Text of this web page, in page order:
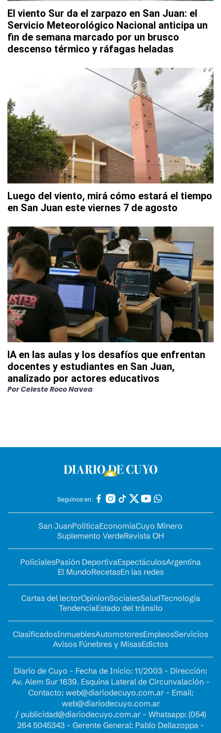
El viento Sur da el zarpazo en San Juan: el
Servicio Meteorológico Nacional anticipa un
fin de semana marcado por un brusco
descenso térmico y ráfagas heladas
Luego del viento, mirá cómo estará el tiempo
en San Juan este viernes 7 de agosto
IA en las aulas y los desafíos que enfrentan
docentes y estudiantes en San Juan,
analizado por actores educativos
PorCeleste Roco Navea
Seguinos en:
San JuanPolíticaEconomíaCuyo Minero
Suplemento VerdeRevista OH
PolicialesPasión DeportivaEspectáculosArgentina
El MundoRecetasEn las redes
Cartas del lectorOpinionSocialesSaludTecnología
TendenciaEstado del tránsito
ClasificadosInmueblesAutomotoresEmpleosServicios
Avisos Fúnebres y MisasEdictos
Diario de Cuyo - Fecha de Inicio: 11/2003 - Dirección:
Av. Alem Sur 1639. Esquina Lateral de Circunvalación -
Contacto: web@diariodecuyo.com.ar- Email:
web@diariodecuyo.com.ar
/ publicidad@diariodecuyo.com.ar- Whatsapp: (054)
264 5045343 - Gerente General: Pablo Dellazoppa -